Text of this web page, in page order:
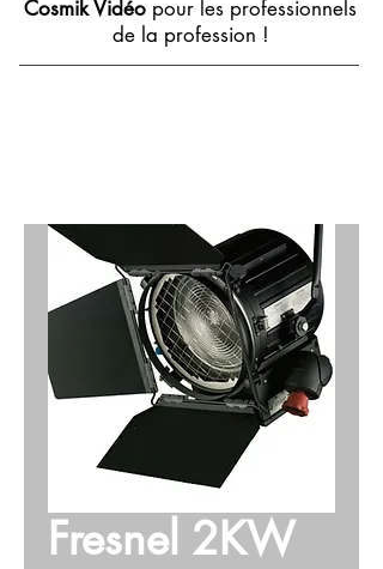
Cosmik Vidéo pour les professionnels
de la profession !
Fresnel 2KW